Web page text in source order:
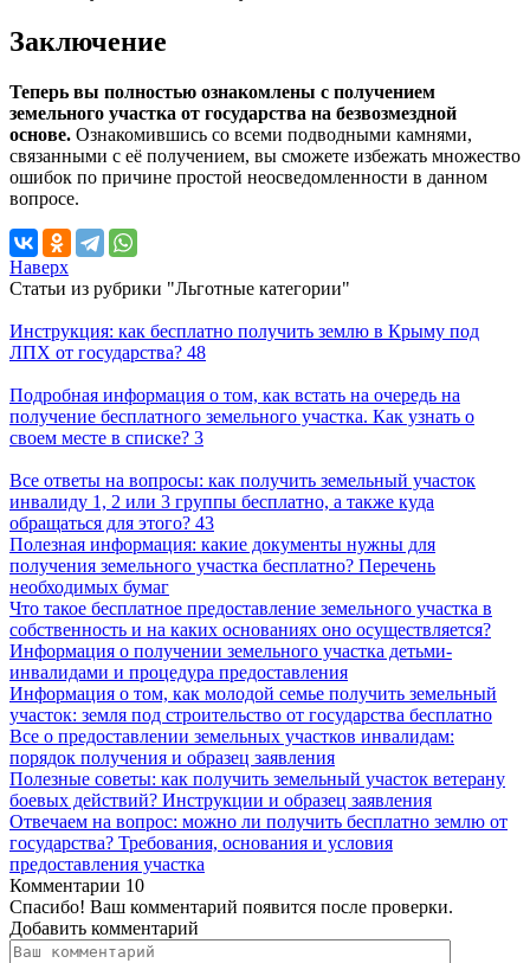
Заключение
Теперь вы полностью ознакомлены с получением
земельного участка от государства на безвозмездной
основе. Ознакомившись со всеми подводными камнями,
связанными с её получением, вы сможете избежать множество
ошибок по причине простой неосведомленности в данном
вопросе.
Наверх
Статьи из рубрики "Льготные категории"
Инструкция: как бесплатно получить землю в Крыму под
ЛПХ от государства? 48
Подробная информация о том, как встать на очередь на
получение бесплатного земельного участка. Как узнать о
своем месте в списке? 3
Все ответы на вопросы: как получить земельный участок
инвалиду 1, 2 или 3 группы бесплатно, а также куда
обращаться для этого? 43
Полезная информация: какие документы нужны для
получения земельного участка бесплатно? Перечень
необходимых бумаг
Что такое бесплатное предоставление земельного участка в
собственность и на каких основаниях оно осуществляется?
Информация о получении земельного участка детьми-
инвалидами и процедура предоставления
Информация о том, как молодой семье получить земельный
участок: земля под строительство от государства бесплатно
Все о предоставлении земельных участков инвалидам:
порядок получения и образец заявления
Полезные советы: как получить земельный участок ветерану
боевых действий? Инструкции и образец заявления
Отвечаем на вопрос: можно ли получить бесплатно землю от
государства? Требования, основания и условия
предоставления участка
Комментарии 10
Спасибо! Ваш комментарий появится после проверки.
Добавить комментарий